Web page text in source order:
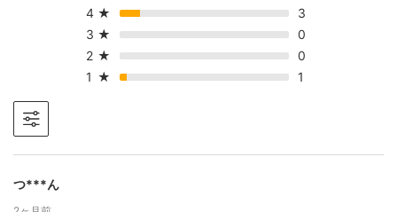
4 ★
3
3 ★
0
2 ★
0
1 ★ 1
つ***ん